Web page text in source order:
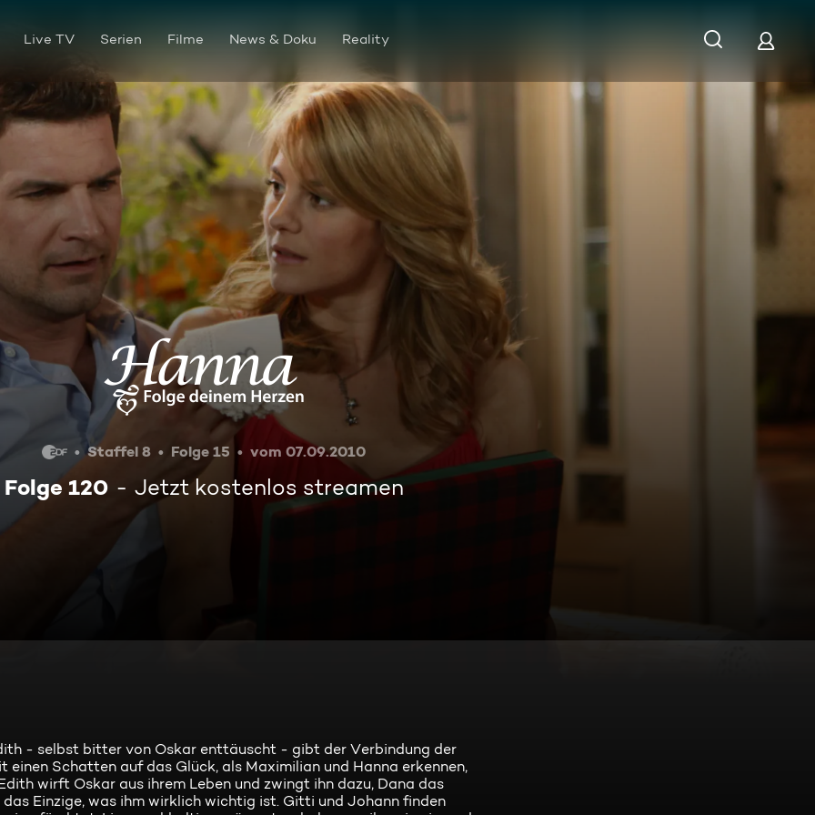
Live TV Serien Filme News & Doku Reality
Folge 120
Staffel 8 Folge 15 vom 07.09.2010
Folge 120 Jetzt kostenlos streamen
- selbst bitter von Oskar enttäuscht - gibt der Verbindung der
Schatten auf das Glück, als Maximilian und Hanna erkennen,
wirft Oskar aus ihrem Leben und zwingt ihn dazu, Dana das
Einzige, was ihm wirklich wichtig ist. Gitti und Johann finden